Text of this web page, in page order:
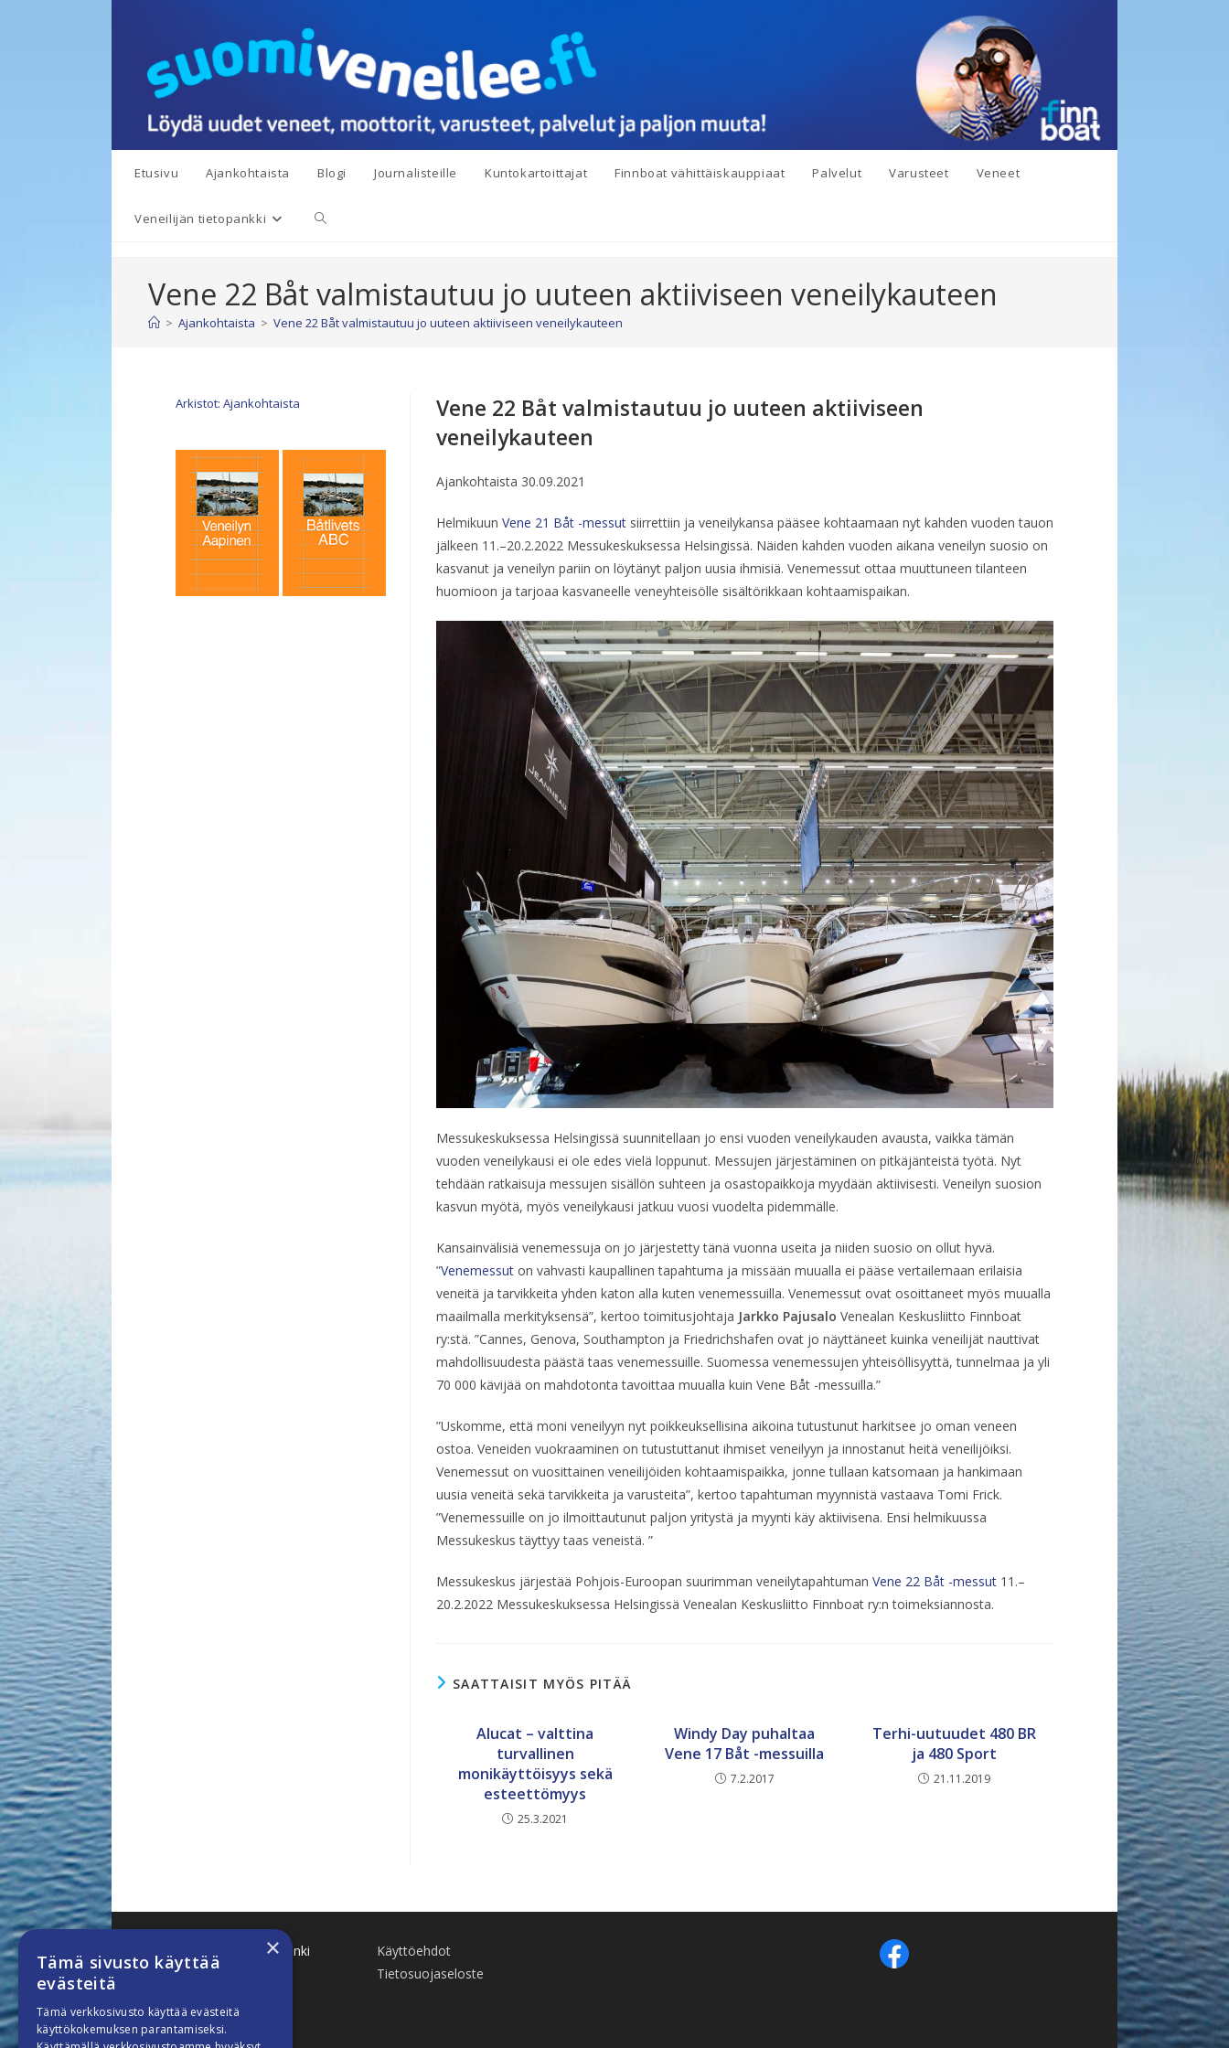
Etusivu Ajankohtaista Blogi Journalisteille Kuntokartoittajat Finnboat vähittäiskauppiaat Palvelut Varusteet Veneet
Veneilijän tietopankki Toggle
search
Vene 22 Båt valmistautuu jo uuteen aktiiviseen veneilykauteen
> Ajankohtaista > Vene 22 Båt valmistautuu jo uuteen aktiiviseen veneilykauteen
Arkistot: Ajankohtaista
Vene 22 Båt valmistautuu jo uuteen aktiiviseen
veneilykauteen
Ajankohtaista 30.09.2021
Helmikuun Vene 21 Båt -messutsiirrettiin ja veneilykansa pääsee kohtaamaan nyt kahden vuoden tauon
jälkeen 11.–20.2.2022 Messukeskuksessa Helsingissä. Näiden kahden vuoden aikana veneilyn suosio on
kasvanut ja veneilyn pariin on löytänyt paljon uusia ihmisiä. Venemessut ottaa muuttuneen tilanteen
huomioon ja tarjoaa kasvaneelle veneyhteisölle sisältörikkaan kohtaamispaikan.
Messukeskuksessa Helsingissä suunnitellaan jo ensi vuoden veneilykauden avausta, vaikka tämän
vuoden veneilykausi ei ole edes vielä loppunut. Messujen järjestäminen on pitkäjänteistä työtä. Nyt
tehdään ratkaisuja messujen sisällön suhteen ja osastopaikkoja myydään aktiivisesti. Veneilyn suosion
kasvun myötä, myös veneilykausi jatkuu vuosi vuodelta pidemmälle.
Kansainvälisiä venemessuja on jo järjestetty tänä vuonna useita ja niiden suosio on ollut hyvä.
”Venemessuton vahvasti kaupallinen tapahtuma ja missään muualla ei pääse vertailemaan erilaisia
veneitä ja tarvikkeita yhden katon alla kuten venemessuilla. Venemessut ovat osoittaneet myös muualla
maailmalla merkityksensä”, kertoo toimitusjohtaja Jarkko Pajusalo Venealan Keskusliitto Finnboat
ry:stä. ”Cannes, Genova, Southampton ja Friedrichshafen ovat jo näyttäneet kuinka veneilijät nauttivat
mahdollisuudesta päästä taas venemessuille. Suomessa venemessujen yhteisöllisyyttä, tunnelmaa ja yli
70 000 kävijää on mahdotonta tavoittaa muualla kuin Vene Båt -messuilla.”
”Uskomme, että moni veneilyyn nyt poikkeuksellisina aikoina tutustunut harkitsee jo oman veneen
ostoa. Veneiden vuokraaminen on tutustuttanut ihmiset veneilyyn ja innostanut heitä veneilijöiksi.
Venemessut on vuosittainen veneilijöiden kohtaamispaikka, jonne tullaan katsomaan ja hankimaan
uusia veneitä sekä tarvikkeita ja varusteita”, kertoo tapahtuman myynnistä vastaava Tomi Frick.
”Venemessuille on jo ilmoittautunut paljon yritystä ja myynti käy aktiivisena. Ensi helmikuussa
Messukeskus täyttyy taas veneistä. ”
Messukeskus järjestää Pohjois-Euroopan suurimman veneilytapahtuman Vene 22 Båt -messut 11.–
20.2.2022 Messukeskuksessa Helsingissä Venealan Keskusliitto Finnboat ry:n toimeksiannosta.
SAATTAISIT MYÖS PITÄÄ
Alucat – valttina
turvallinen
monikäyttöisyys sekä
esteettömyys
25.3.2021
Windy Day puhaltaa
Vene 17 Båt -messuilla
7.2.2017
Terhi-uutuudet 480 BR
ja 480 Sport
21.11.2019
Käenkuja 8 A 47 00500 Helsinki
www.finnboat.fi
Käyttöehdot
Tietosuojaseloste
×
Tämä sivusto käyttää
evästeitä
Tämä verkkosivusto käyttää evästeitä
käyttökokemuksen parantamiseksi.